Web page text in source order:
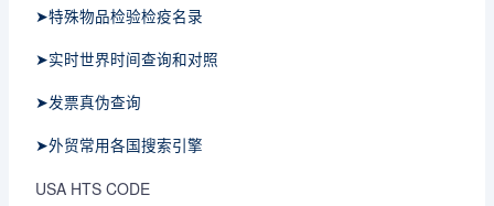
➤特殊物品检验检疫名录
➤实时世界时间查询和对照
➤发票真伪查询
➤外贸常用各国搜索引擎
USA HTS CODE